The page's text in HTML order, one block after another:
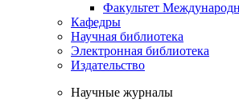
Факультет
Кафедры
Научная библиотека
Электронная библиотека
Издательство
Научные журналы